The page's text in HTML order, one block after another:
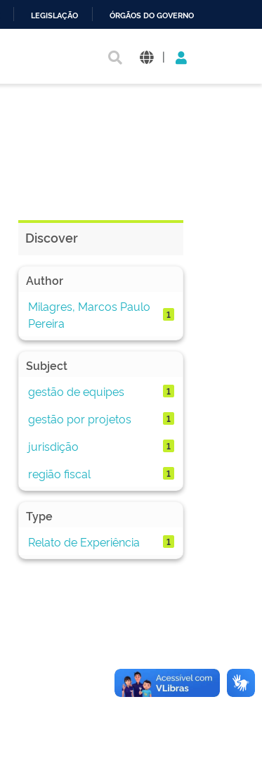
LEGISLAÇÃO ÓRGÃOS DO GOVERNO
|
Discover
Author
Milagres, Marcos Paulo
Pereira
1
Subject
gestão de equipes
1
gestão por projetos 1
jurisdição 1
região fiscal 1
Type
Relato de Experiência
1